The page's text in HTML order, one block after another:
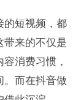
的短视频，都
带来的不仅是
消费习惯，
。而在抖音做